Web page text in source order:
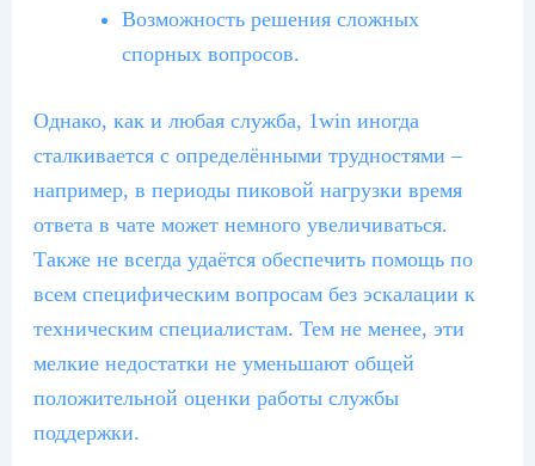
Возможность решения сложных
спорных вопросов.
Однако, как и любая служба, 1win иногда
сталкивается с определёнными трудностями –
например, в периоды пиковой нагрузки время
ответа в чате может немного увеличиваться.
Также не всегда удаётся обеспечить помощь по
всем специфическим вопросам без эскалации к
техническим специалистам. Тем не менее, эти
мелкие недостатки не уменьшают общей
положительной оценки работы службы
поддержки.